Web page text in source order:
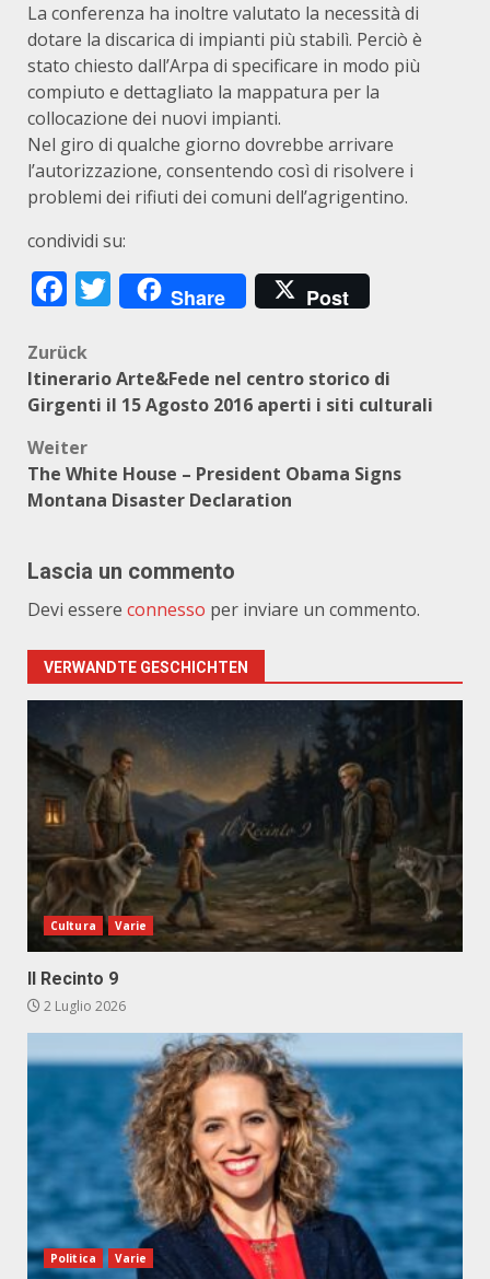
La conferenza ha inoltre valutato la necessità di
dotare la discarica di impianti più stabilì. Perciò è
stato chiesto dall’Arpa di specificare in modo più
compiuto e dettagliato la mappatura per la
collocazione dei nuovi impianti.
Nel giro di qualche giorno dovrebbe arrivare
l’autorizzazione, consentendo così di risolvere i
problemi dei rifiuti dei comuni dell’agrigentino.
condividi su:
Facebook
Twitter
Share Post
Beitragsnavigation
Zurück
Itinerario Arte&Fede nel centro storico di
Girgenti il 15 Agosto 2016 aperti i siti culturali
Weiter
The White House – President Obama Signs
Montana Disaster Declaration
Lascia un commento
Devi essere connesso per inviare un commento.
VERWANDTE GESCHICHTEN
Cultura Varie
Il Recinto 9
2 Luglio 2026
Politica Varie